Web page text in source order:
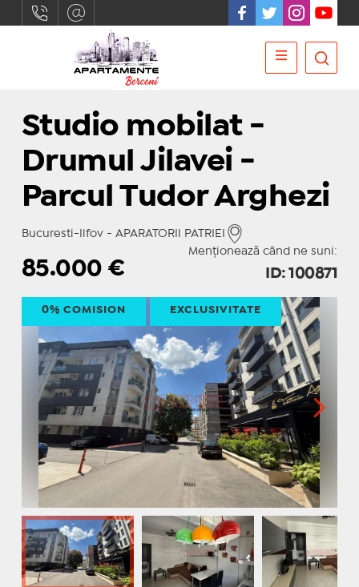
Studio mobilat -
Drumul Jilavei -
Parcul Tudor Arghezi
Bucuresti-Ilfov - APARATORII PATRIEI
Menționează când ne suni:
85.000€ ID: 100871
0% COMISION EXCLUSIVITATE